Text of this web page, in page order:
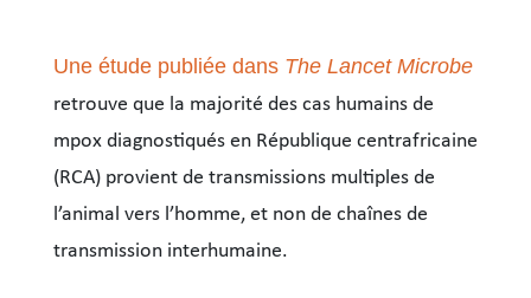
Une étude publiée dans The Lancet Microbe
retrouve que la majorité des cas humains de
mpox diagnostiqués en République centrafricaine
(RCA) provient de transmissions multiples de
l’animal vers l’homme, et non de chaînes de
transmission interhumaine.